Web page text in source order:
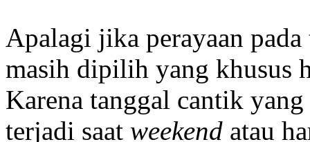
Apalagi jika perayaan
masih dipilih yang khusus
Karena tanggal cantik
terjadi saat weekend atau